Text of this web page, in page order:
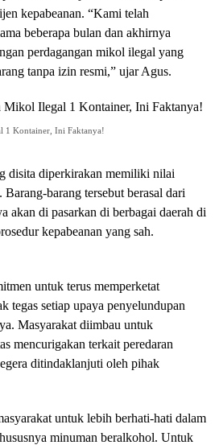
kepabeanan. “Kami telah
beberapa bulan dan akhirnya
perdagangan mikol ilegal yang
tanpa izin resmi,” ujar Agus.
1 Kontainer, Ini Faktanya!
disita diperkirakan memiliki nilai
barang tersebut berasal dari
akan di pasarkan di berbagai daerah di
kepabeanan yang sah.
untuk terus memperketat
tegas setiap upaya penyelundupan
Masyarakat diimbau untuk
mencurigakan terkait peredaran
ditindaklanjuti oleh pihak
untuk lebih berhati-hati dalam
minuman beralkohol. Untuk